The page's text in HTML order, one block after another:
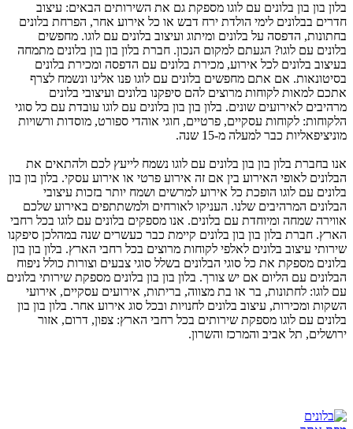
בלון בון בון בלונים עם לוגו מספקת גם את השירותים הבאים: עיצוב
חדרים בבלונים לימי הולדת ירח דבש או כל אירוע אחר, הפרחת בלונים
בחתונות, הדפסה על בלונים ומיתוג ועיצוב בלונים עם לוגו. מחפשים
בלונים עם לוגו? הגעתם למקום הנכון. חברת בלון בון בון בלונים מתמחה
בעיצוב בלונים לכל אירוע, מכירת בלונים עם הדפסה ומכירת בלונים
בסיטונאות. אם אתם מחפשים בלונים עם לוגו פנו אלינו ונשמח לצרף
אתכם למאות לקוחות מרוצים להם סיפקנו בלונים ועיצובי בלונים
מרהיבים לאירועים שונים. בלון בון בון בלונים עם לוגו עובדת עם כל סוגי
הלקוחות: לקוחות עסקיים, פרטיים, חוגי אוהדי ספורט, מוסדות ורשויות
מוניציפאליות כבר למעלה מ-15 שנה.
אנו בחברת בלון בון בון בלונים עם לוגו נשמח לייעץ לכם ולהתאים את
הבלונים לאופי האירוע בין אם זה אירוע פרטי או אירוע עסקי. בלון בון בון
בלונים עם לוגו הופכת כל אירוע למרשים ושמח יותר בזכות עיצובי
הבלונים המרהיבים שלנו. העניקו לאורחים ולמשתתפים באירוע שלכם
אווירה שמחה ומיוחדת עם בלונים. אנו מספקים בלונים עם לוגו בכל רחבי
הארץ. חברת בלון בון בון בלונים קיימת כבר כעשרים שנה במהלכן סיפקנו
שירותי עיצוב בלונים לאלפי לקוחות מרוצים בכל רחבי הארץ. בלון בון בון
בלונים מספקת את כל סוגי הבלונים בשלל סוגי צבעים וצורות כולל ניפוח
הבלונים עם הליום אם יש צורך. בלון בון בון בלונים מספקת שירותי בלונים
עם לוגו: לחתונות, בר או בת מצווה, בריתות, אירועים עסקיים, אירועי
השקות ומכירות, עיצוב בלונים לחנויות ובכל סוג אירוע אחר. בלון בון בון
בלונים עם לוגו מספקת שירותים בכל רחבי הארץ: צפון, דרום, אזור
ירושלים, תל אביב והמרכז והשרון.